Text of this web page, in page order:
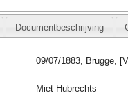
Documentbeschrijving
09/07/1883, Brugge,
Miet Hubrechts